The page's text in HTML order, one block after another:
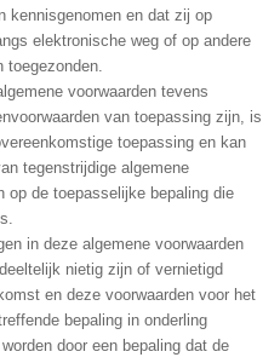
kennisgenomen en dat zij op
elektronische weg of op andere
toegezonden.
voorwaarden tevens
van toepassing zijn, is
toepassing en kan
tegenstrijdige algemene
op de toepasselijke bepaling die
in deze algemene voorwaarden
nietig zijn of vernietigd
en deze voorwaarden voor het
bepaling in onderling
door een bepaling dat de